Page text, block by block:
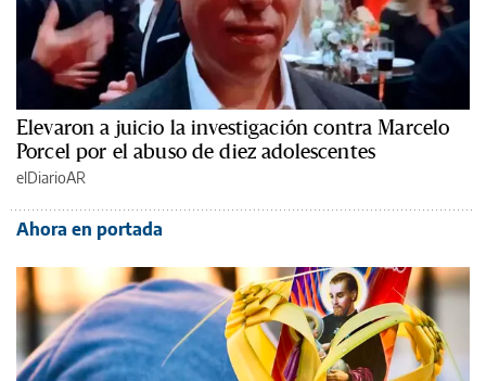
Elevaron a juicio la investigación contra Marcelo
Porcel por el abuso de diez adolescentes
elDiarioAR
Ahora en portada